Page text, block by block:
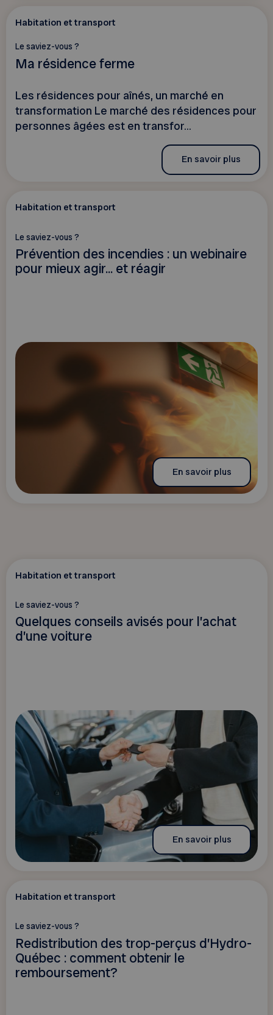
Habitation et transport
Le saviez-vous ?
Ma résidence ferme
Les résidences pour aînés, un marché en
transformation Le marché des résidences pour
personnes âgées est en transfor...
En savoir plus
Habitation et transport
Le saviez-vous ?
Prévention des incendies : un webinaire
pour mieux agir... et réagir
En savoir plus
Habitation et transport
Le saviez-vous ?
Quelques conseils avisés pour l’achat
d’une voiture
En savoir plus
Habitation et transport
Le saviez-vous ?
Redistribution des trop-perçus d’Hydro-
Québec : comment obtenir le
remboursement?